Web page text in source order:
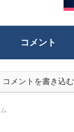
コメント
コメントを書き込む